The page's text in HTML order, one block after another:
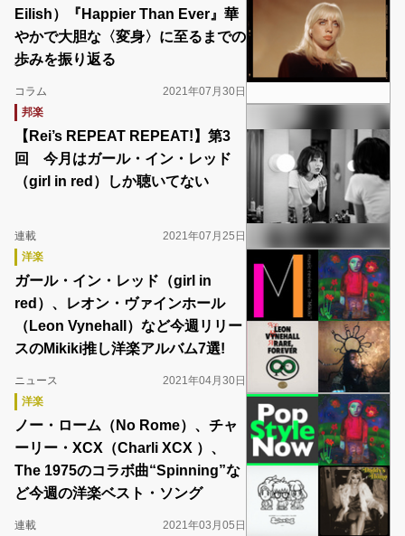
Eilish）『Happier Than Ever』華
やかで大胆な〈変身〉に至るまでの
歩みを振り返る
コラム
2021年07月30日
邦楽
【Rei’s REPEAT REPEAT!】第3
回 今月はガール・イン・レッド
（girl in red）しか聴いてない
連載
2021年07月25日
洋楽
ガール・イン・レッド（girl in
red）、レオン・ヴァインホール
（Leon Vynehall）など今週リリー
スのMikiki推し洋楽アルバム7選!
ニュース
2021年04月30日
洋楽
ノー・ローム（No Rome）、チャ
ーリー・XCX（Charli XCX ）、
The 1975のコラボ曲“Spinning”な
ど今週の洋楽ベスト・ソング
連載
2021年03月05日